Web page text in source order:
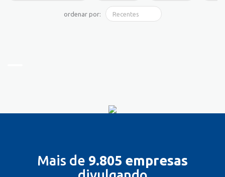
ordenar por:
Mais de 9.805 empresas